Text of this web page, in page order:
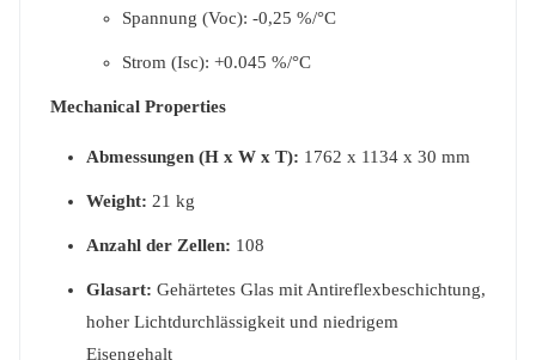
Spannung (Voc): -0,25 %/°C
Strom (Isc): +0.045 %/°C
Mechanical Properties
Abmessungen (H x W x T): 1762 x 1134 x 30 mm
Weight: 21 kg
Anzahl der Zellen: 108
Glasart: Gehärtetes Glas mit Antireflexbeschichtung,
hoher Lichtdurchlässigkeit und niedrigem
Eisengehalt